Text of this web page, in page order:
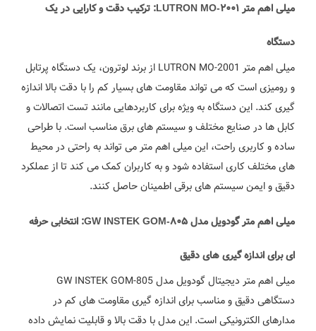
میلی اهم متر LUTRON MO-2001: ترکیب دقت و کارایی در یک
دستگاه
میلی اهم متر LUTRON MO-2001 از برند لوترون، یک دستگاه پرتابل
و رومیزی است که می تواند مقاومت های بسیار کم را با دقت بالا اندازه
گیری کند. این دستگاه به ویژه برای کاربردهایی مانند تست اتصالات و
کابل ها در صنایع مختلف و سیستم های برق مناسب است. با طراحی
ساده و کاربری راحت، این میلی اهم متر می تواند به راحتی در محیط
های مختلف کاری استفاده شود و به کاربران کمک می کند تا از عملکرد
دقیق و ایمن سیستم های برقی اطمینان حاصل کنند.
میلی اهم متر گودویل مدل GW INSTEK GOM-805: انتخابی حرفه
ای برای اندازه گیری های دقیق
میلی اهم متر دیجیتال گودویل مدل GW INSTEK GOM-805
دستگاهی دقیق و مناسب برای اندازه گیری مقاومت های کم در
مدارهای الکترونیکی است. این مدل با دقت بالا و قابلیت نمایش داده